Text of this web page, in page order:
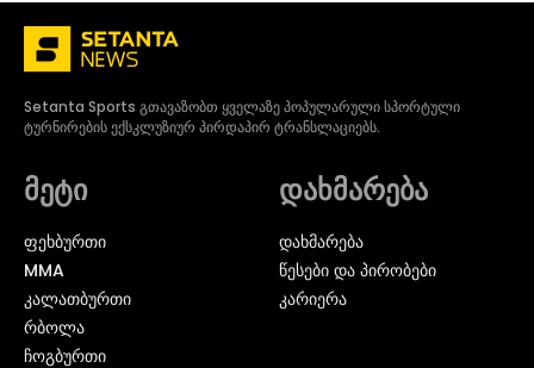
Setanta Sports გთავაზობთ ყველაზე პოპულარული სპორტული
ტურნირების ექსკლუზიურ პირდაპირ ტრანსლაციებს.
მეტი
ᲤᲔᲮᲑᲣᲠᲗᲘ
MMA
ᲙᲐᲚᲐᲗᲑᲣᲠᲗᲘ
ᲠᲑᲝᲚᲐ
ᲩᲝᲒᲑᲣᲠᲗᲘ
დახმარება
დახმარება
წესები და პირობები
კარიერა